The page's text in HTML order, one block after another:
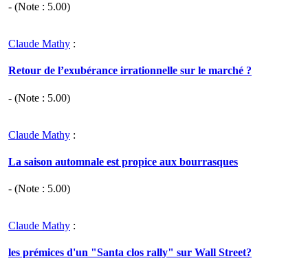
- (Note : 5.00)
Claude Mathy :
Retour de l’exubérance irrationnelle sur le marché ?
- (Note : 5.00)
Claude Mathy :
La saison automnale est propice aux bourrasques
- (Note : 5.00)
Claude Mathy :
les prémices d'un "Santa clos rally" sur Wall Street?